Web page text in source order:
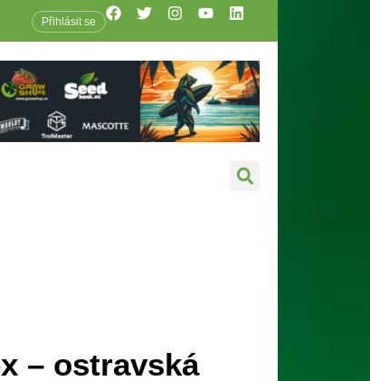
Přihlásit se
– ostravská